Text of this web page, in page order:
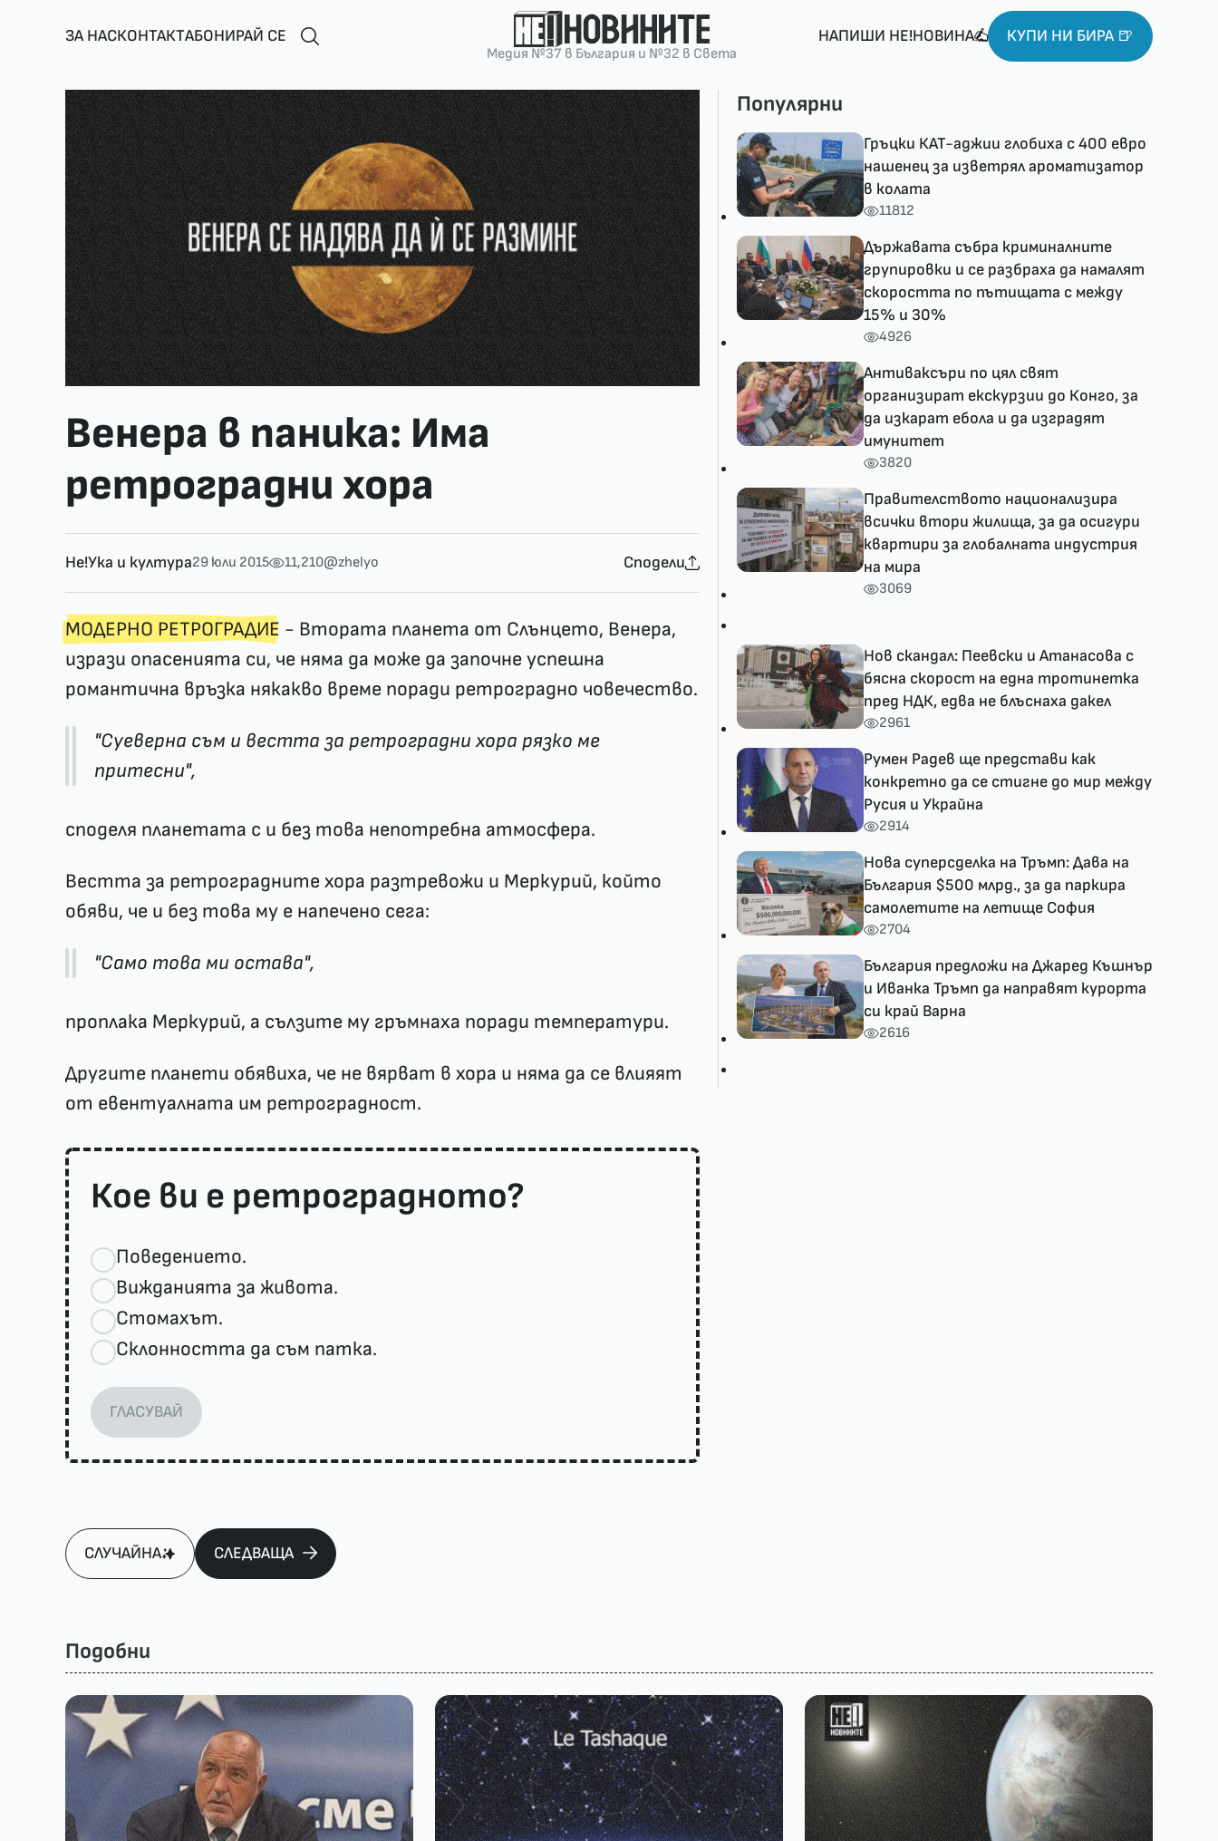
ЗА НАСКОНТАКТАБОНИРАЙ СЕ
Медия №37 в България и №32 в Света
НАПИШИ НЕ!НОВИНА КУПИ НИ БИРА 🍺
Венера в паника: Има
ретроградни хора
Не!Ука и култура29 юли 2015 11,210@zhelyo Сподели
МОДЕРНО РЕТРОГРАДИЕ - Втората планета от Слънцето, Венера,
изрази опасенията си, че няма да може да започне успешна
романтична връзка някакво време поради ретроградно човечество.
"Суеверна съм и вестта за ретроградни хора рязко ме
притесни",
споделя планетата с и без това непотребна атмосфера.
Вестта за ретроградните хора разтревожи и Меркурий, който
обяви, че и без това му е напечено сега:
"Само това ми остава",
проплака Меркурий, а сълзите му гръмнаха поради температури.
Другите планети обявиха, че не вярват в хора и няма да се влияят
от евентуалната им ретроградност.
Кое ви е ретроградното?
Поведението.
Вижданията за живота.
Стомахът.
Склонността да съм патка.
ГЛАСУВАЙ
СЛУЧАЙНА СЛЕДВАЩА
Популярни
Гръцки КАТ-аджии глобиха с 400 евро
нашенец за изветрял ароматизатор
в колата
11812
Държавата събра криминалните
групировки и се разбраха да намалят
скоростта по пътищата с между
15% и 30%
4926
Антиваксъри по цял свят
организират екскурзии до Конго, за
да изкарат ебола и да изградят
имунитет
3820
Правителството национализира
всички втори жилища, за да осигури
квартири за глобалната индустрия
на мира
3069
Нов скандал: Пеевски и Атанасова с
бясна скорост на една тротинетка
пред НДК, едва не блъснаха дакел
2961
Румен Радев ще представи как
конкретно да се стигне до мир между
Русия и Украйна
2914
Нова суперсделка на Тръмп: Дава на
България $500 млрд., за да паркира
самолетите на летище София
2704
България предложи на Джаред Къшнър
и Иванка Тръмп да направят курорта
си край Варна
2616
Подобни